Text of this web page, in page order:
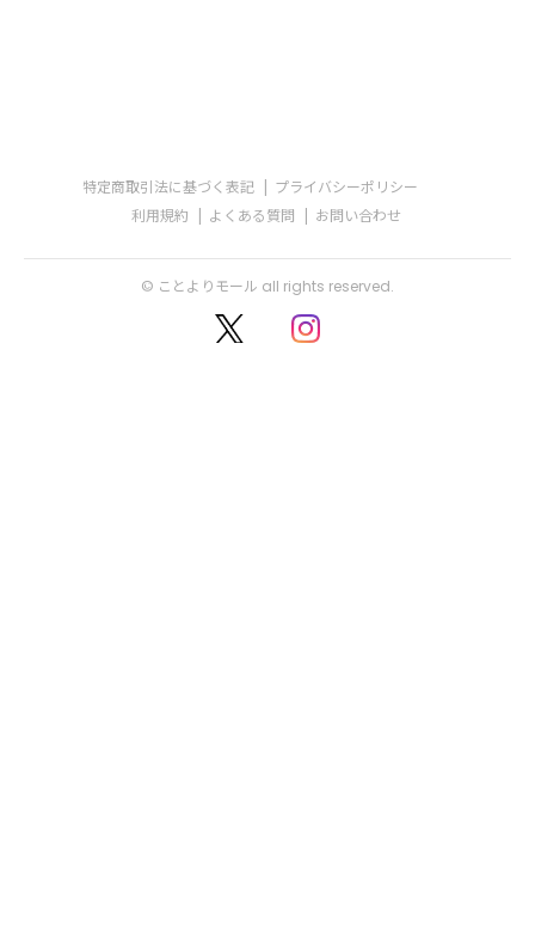
特定商取引法に基づく表記
プライバシーポリシー
利用規約
よくある質問 お問い合わせ
© ことよりモール all rights reserved.